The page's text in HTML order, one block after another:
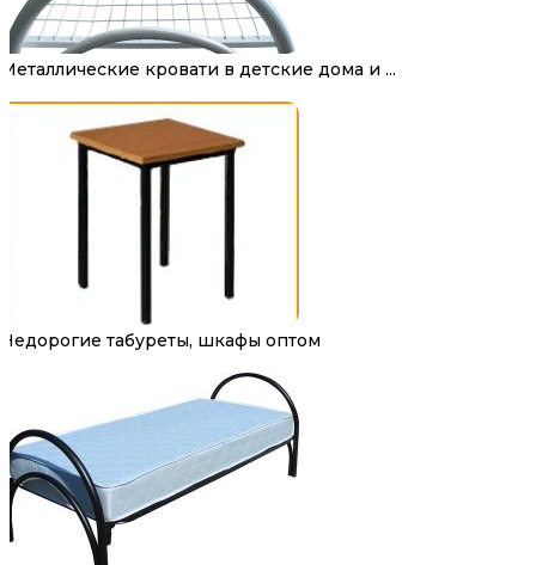
Металлические кровати в детские дома и ...
Недорогие табуреты, шкафы оптом